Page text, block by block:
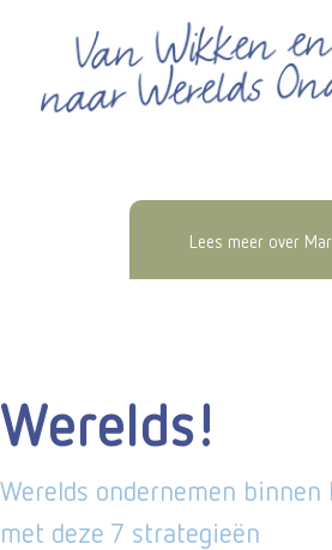
Lees meer over
Werelds!
Werelds ondernemen binnen
met deze 7 strategieën